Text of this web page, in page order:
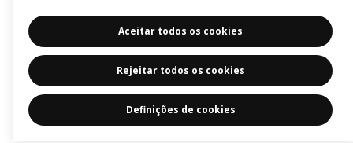
Aceitar todos os cookies
Rejeitar todos os cookies
Definições de cookies